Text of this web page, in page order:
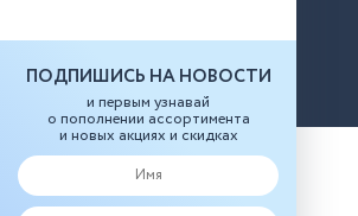
ПОДПИШИСЬ НА НОВОСТИ
и первым узнавай
о пополнении ассортимента
и новых акциях и скидках